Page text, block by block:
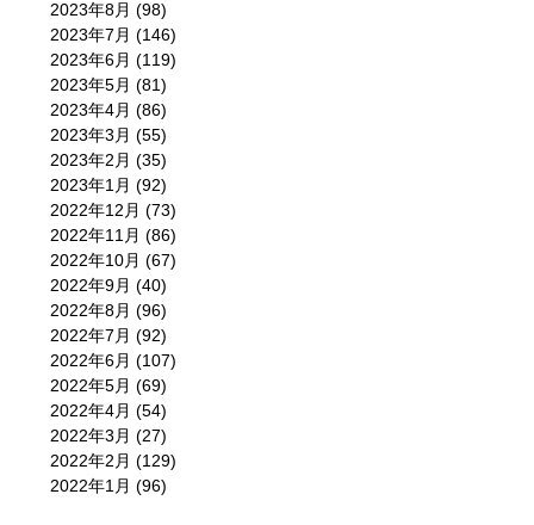
2023年8月 (98)
2023年7月 (146)
2023年6月 (119)
2023年5月 (81)
2023年4月 (86)
2023年3月 (55)
2023年2月 (35)
2023年1月 (92)
2022年12月 (73)
2022年11月 (86)
2022年10月 (67)
2022年9月 (40)
2022年8月 (96)
2022年7月 (92)
2022年6月 (107)
2022年5月 (69)
2022年4月 (54)
2022年3月 (27)
2022年2月 (129)
2022年1月 (96)